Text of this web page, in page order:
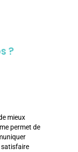
?
mieux
permet de
satisfaire